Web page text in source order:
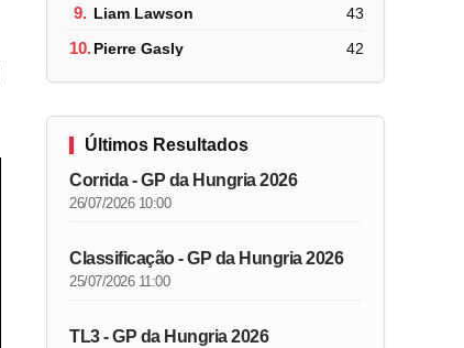
9. Liam Lawson 43
10.Pierre Gasly 42
Últimos Resultados
Corrida - GP da Hungria 2026
26/07/2026 10:00
Classificação - GP da Hungria 2026
25/07/2026 11:00
TL3 - GP da Hungria 2026